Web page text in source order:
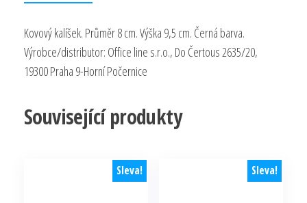
Kovový kalíšek. Průměr 8 cm. Výška 9,5 cm. Černá barva.
Výrobce/distributor: Office line s.r.o., Do Čertous 2635/20,
19300 Praha 9-Horní Počernice
Související produkty
Sleva! Sleva!